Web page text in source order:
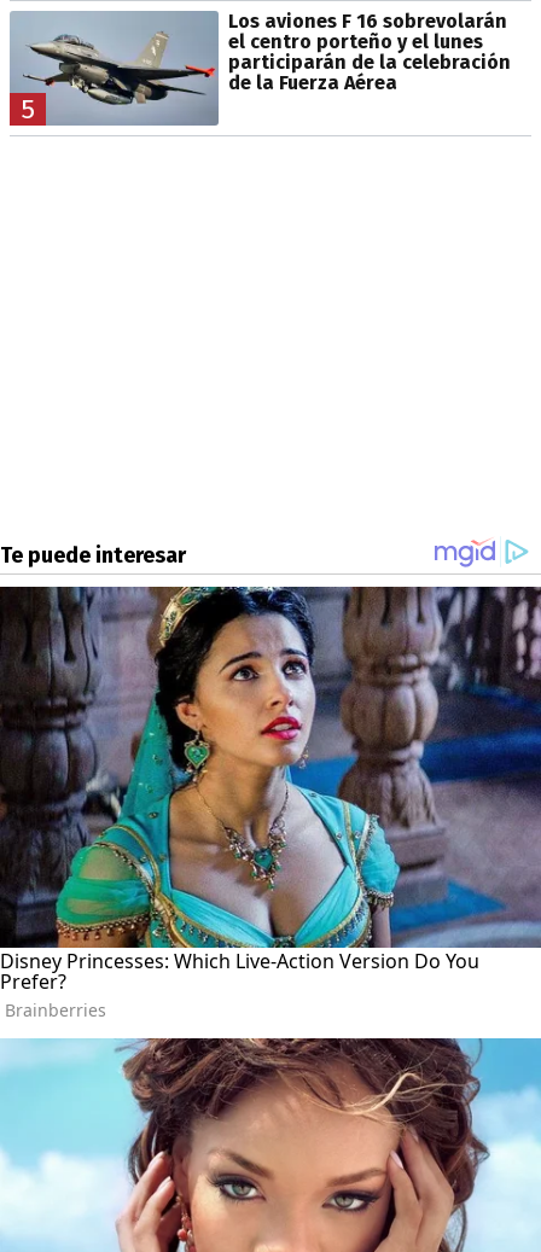
5
Los aviones F 16 sobrevolarán
el centro porteño y el lunes
participarán de la celebración
de la Fuerza Aérea